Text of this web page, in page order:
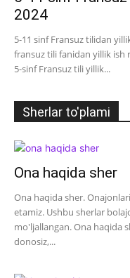
2024
5-11 sinf Fransuz tilidan
fransuz tili fanidan yillik ish
5-sinf Fransuz tili yillik...
Sherlar to'plami
Ona haqida sher
Ona haqida sher.
etamiz. Ushbu sherlar
mo'ljallangan. Ona haqida
donosiz,...